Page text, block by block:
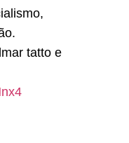
tatto e